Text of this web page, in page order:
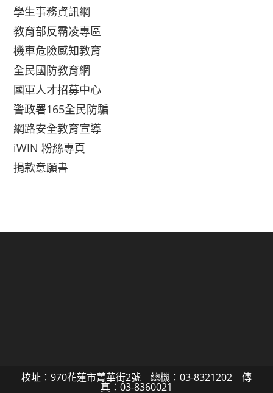
學生事務資訊網
教育部反霸凌專區
機車危險感知教育
全民國防教育網
國軍人才招募中心
警政署165全民防騙
網路安全教育宣導
iWIN 粉絲專頁
捐款意願書
校址：970花蓮市菁華街2號 總機：03-8321202 傳
真：03-8360021